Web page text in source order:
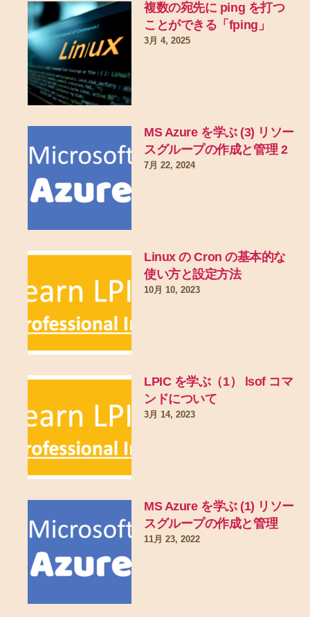
複数の宛先に ping を打つ
ことができる「fping」
3月 4, 2025
MS Azure を学ぶ (3) リソー
スグループの作成と管理 2
7月 22, 2024
Linux の Cron の基本的な
使い方と設定方法
10月 10, 2023
LPIC を学ぶ（1） lsof コマ
ンドについて
3月 14, 2023
MS Azure を学ぶ (1) リソー
スグループの作成と管理
11月 23, 2022